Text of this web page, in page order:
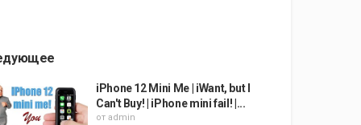
iPhone 12 Mini Me | iWant, but I
Can't Buy! | iPhone mini fail! |...
от admin